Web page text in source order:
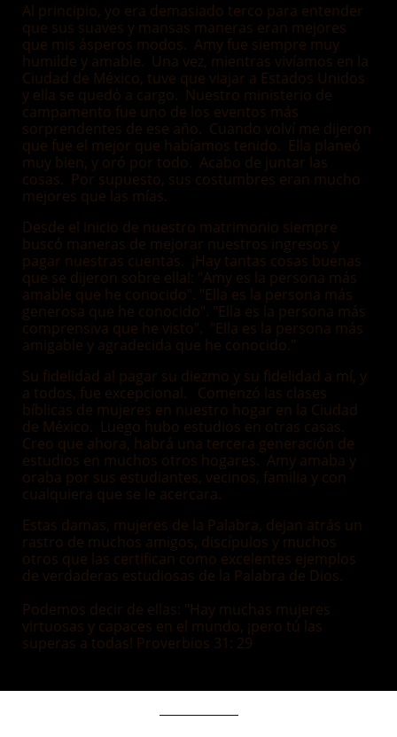
Al principio, yo era demasiado terco para entender
que sus suaves y mansas maneras eran mejores
que mis ásperos modos. Amy fue siempre muy
humilde y amable. Una vez, mientras vivíamos en la
Ciudad de México, tuve que viajar a Estados Unidos
y ella se quedó a cargo. Nuestro ministerio de
campamento fue uno de los eventos más
sorprendentes de ese año. Cuando volví me dijeron
que fue el mejor que habíamos tenido. Ella planeó
muy bien, y oró por todo. Acabo de juntar las
cosas. Por supuesto, sus costumbres eran mucho
mejores que las mías.
Desde el inicio de nuestro matrimonio siempre
buscó maneras de mejorar nuestros ingresos y
pagar nuestras cuentas. ¡Hay tantas cosas buenas
que se dijeron sobre ella!: "Amy es la persona más
amable que he conocido". "Ella es la persona más
generosa que he conocido". "Ella es la persona más
comprensiva que he visto". "Ella es la persona más
amigable y agradecida que he conocido."
Su fidelidad al pagar su diezmo y su fidelidad a mí, y
a todos, fue excepcional. Comenzó las clases
bíblicas de mujeres en nuestro hogar en la Ciudad
de México. Luego hubo estudios en otras casas.
Creo que ahora, habrá una tercera generación de
estudios en muchos otros hogares. Amy amaba y
oraba por sus estudiantes, vecinos, familia y con
cualquiera que se le acercara.
Estas damas, mujeres de la Palabra, dejan atrás un
rastro de muchos amigos, discípulos y muchos
otros que las certifican como excelentes ejemplos
de verdaderas estudiosas de la Palabra de Dios.
Podemos decir de ellas: "Hay muchas mujeres
virtuosas y capaces en el mundo, ¡pero tú las
superas a todas! Proverbios 31: 29